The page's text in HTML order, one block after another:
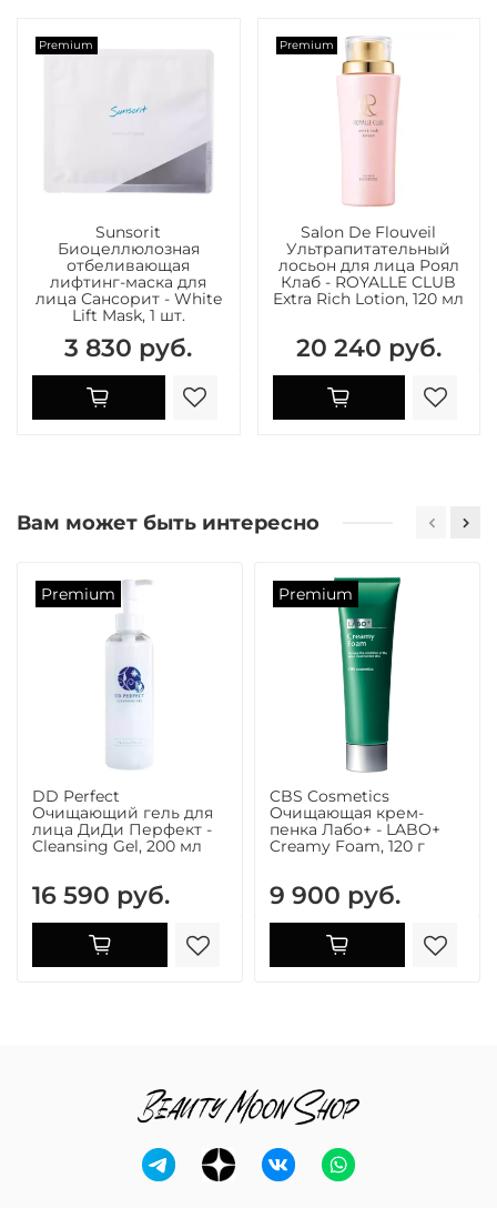
Premium
Sunsorit
Биоцеллюлозная
отбеливающая
лифтинг-маска для
лица Сансорит - White
Lift Mask, 1 шт.
3 830 руб.
Premium
Salon De Flouveil
Ультрапитательный
лосьон для лица Роял
Клаб - ROYALLE CLUB
Extra Rich Lotion, 120 мл
20 240 руб.
Вам может быть интересно
Premium
DD Perfect
Очищающий гель для
лица ДиДи Перфект -
Cleansing Gel, 200 мл
16 590 руб.
Premium
CBS Cosmetics
Очищающая крем-
пенка Лабо+ - LABO+
Creamy Foam, 120 г
9 900 руб.